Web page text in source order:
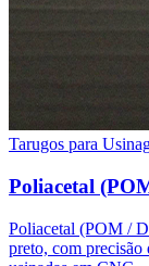
Tarugos para
Poliacetal
Poliacetal (POM /
preto, com precisão